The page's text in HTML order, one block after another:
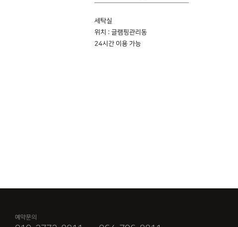
세탁실
위치 : 글램핑관리동
24시간 이용 가능
예약문의